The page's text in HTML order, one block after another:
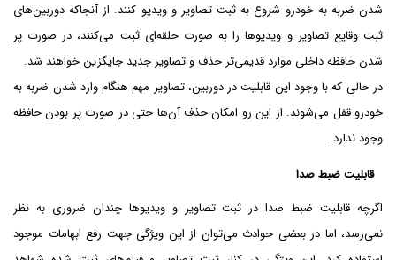
شدن ضربه به خودرو شروع به ثبت تصاویر و ویدیو کنند. از آنجاکه دوربین‌های
ثبت وقایع تصاویر و ویدیوها را به صورت حلقه‌ای ثبت می‌کنند، در صورت پر
شدن حافظه داخلی موارد قدیمی‌تر حذف و تصاویر جدید جایگزین خواهند شد.
در حالی که با وجود این قابلیت در دوربین، تصاویر مهم هنگام وارد شدن ضربه به
خودرو قفل می‌شوند. از این رو امکان حذف آن‌ها حتی در صورت پر بودن حافظه
وجود ندارد.
قابلیت ضبط صدا
اگرچه قابلیت ضبط صدا در ثبت تصاویر و ویدیوها چندان ضروری به نظر
نمی‌رسد، اما در بعضی حوادث می‌توان از این ویژگی جهت رفع ابهامات موجود